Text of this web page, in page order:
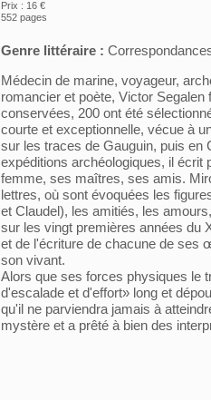
Prix : 16 €
552 pages
Genre littéraire :
Médecin de marine, voyageur,
romancier et poète, Victor
conservées, 200 ont été
courte et exceptionnelle, vécue à
sur les traces de Gauguin, puis en
expéditions archéologiques, il écrit
femme, ses maîtres, ses amis.
lettres, où sont évoquées les
et Claudel), les amitiés, les
sur les vingt premières années du
et de l'écriture de chacune de ses
son vivant.
Alors que ses forces physiques le
d'escalade et d'effort» long et
qu'il ne parviendra jamais à
mystère et a prêté à bien des